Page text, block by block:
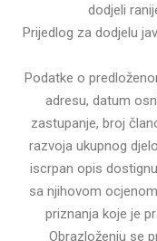
dodjeli
Prijedlog za dodjelu
Podatke o
adresu, datum
zastupanje, broj
razvoja ukupnog
iscrpan opis
sa njihovom
priznanja koje je
Obrazloženju se